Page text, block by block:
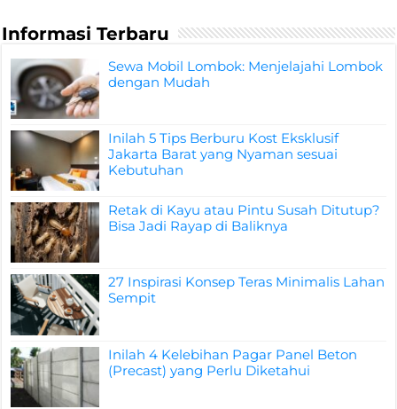
Informasi Terbaru
Sewa Mobil Lombok: Menjelajahi Lombok
dengan Mudah
Inilah 5 Tips Berburu Kost Eksklusif
Jakarta Barat yang Nyaman sesuai
Kebutuhan
Retak di Kayu atau Pintu Susah Ditutup?
Bisa Jadi Rayap di Baliknya
27 Inspirasi Konsep Teras Minimalis Lahan
Sempit
Inilah 4 Kelebihan Pagar Panel Beton
(Precast) yang Perlu Diketahui